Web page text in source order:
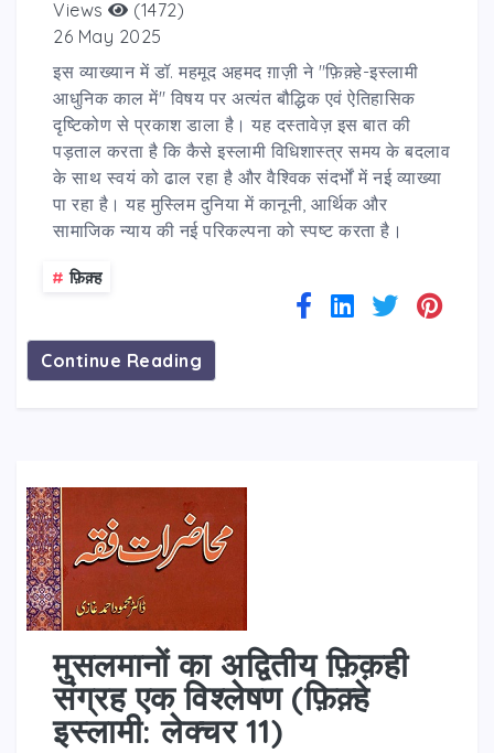
Views
(1472)
26 May 2025
इस व्याख्यान में डॉ. महमूद अहमद ग़ाज़ी ने "फ़िक़्हे-इस्लामी
आधुनिक काल में" विषय पर अत्यंत बौद्धिक एवं ऐतिहासिक
दृष्टिकोण से प्रकाश डाला है। यह दस्तावेज़ इस बात की
पड़ताल करता है कि कैसे इस्लामी विधिशास्त्र समय के बदलाव
के साथ स्वयं को ढाल रहा है और वैश्विक संदर्भों में नई व्याख्या
पा रहा है। यह मुस्लिम दुनिया में कानूनी, आर्थिक और
सामाजिक न्याय की नई परिकल्पना को स्पष्ट करता है।
# फ़िक़्ह
Continue Reading
मुसलमानों का अद्वितीय फ़िक़ही
संग्रह एक विश्लेषण (फ़िक़्हे
इस्लामी: लेक्चर 11)